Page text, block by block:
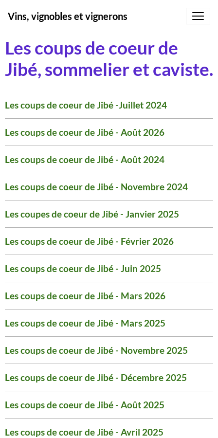
Vins, vignobles et vignerons
Les coups de coeur de
Jibé, sommelier et caviste.
Les coups de coeur de Jibé -Juillet 2024
Les coups de coeur de Jibé - Août 2026
Les coups de coeur de Jibé - Août 2024
Les coups de coeur de Jibé - Novembre 2024
Les coupes de coeur de Jibé - Janvier 2025
Les coups de coeur de Jibé - Février 2026
Les coups de coeur de Jibé - Juin 2025
Les coups de coeur de Jibé - Mars 2026
Les coups de coeur de Jibé - Mars 2025
Les coups de coeur de Jibé - Novembre 2025
Les coups de coeur de Jibé - Décembre 2025
Les coups de coeur de Jibé - Août 2025
Les coups de coeur de Jibé - Avril 2025